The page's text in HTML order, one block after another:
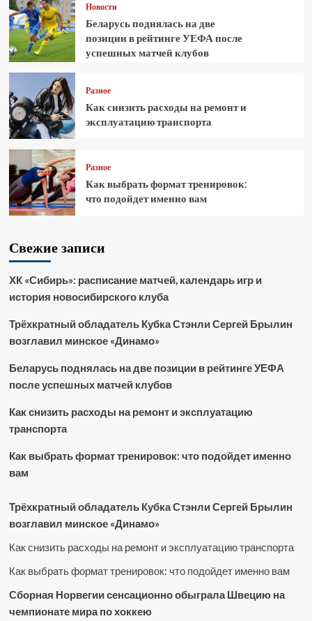
Новости
Беларусь поднялась на две
позиции в рейтинге УЕФА после
успешных матчей клубов
Разное
Как снизить расходы на ремонт и
эксплуатацию транспорта
Разное
Как выбрать формат тренировок:
что подойдет именно вам
Свежие записи
ХК «Сибирь»: расписание матчей, календарь игр и
история новосибирского клуба
Трёхкратный обладатель Кубка Стэнли Сергей Брылин
возглавил минское «Динамо»
Беларусь поднялась на две позиции в рейтинге УЕФА
после успешных матчей клубов
Как снизить расходы на ремонт и эксплуатацию
транспорта
Как выбрать формат тренировок: что подойдет именно
вам
Трёхкратный обладатель Кубка Стэнли Сергей Брылин
возглавил минское «Динамо»
Как снизить расходы на ремонт и эксплуатацию транспорта
Как выбрать формат тренировок: что подойдет именно вам
Сборная Норвегии сенсационно обыграла Швецию на
чемпионате мира по хоккею